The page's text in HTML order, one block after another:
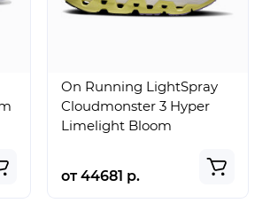
On Running LightSpray
Cloudmonster 3 Hyper
Limelight Bloom
от 44681 р.